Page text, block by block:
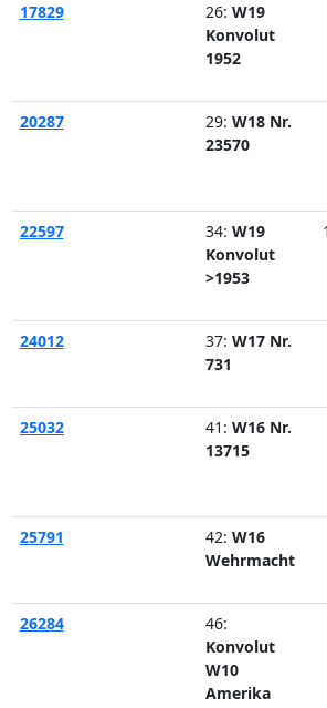
17829 26: W19
Konvolut
1952
20287 29: W18 Nr.
23570
22597 34: W19
Konvolut
>1953
24012 37: W17 Nr.
731
25032 41: W16 Nr.
13715
25791 42: W16
Wehrmacht
26284
46:
Konvolut
W10
Amerika